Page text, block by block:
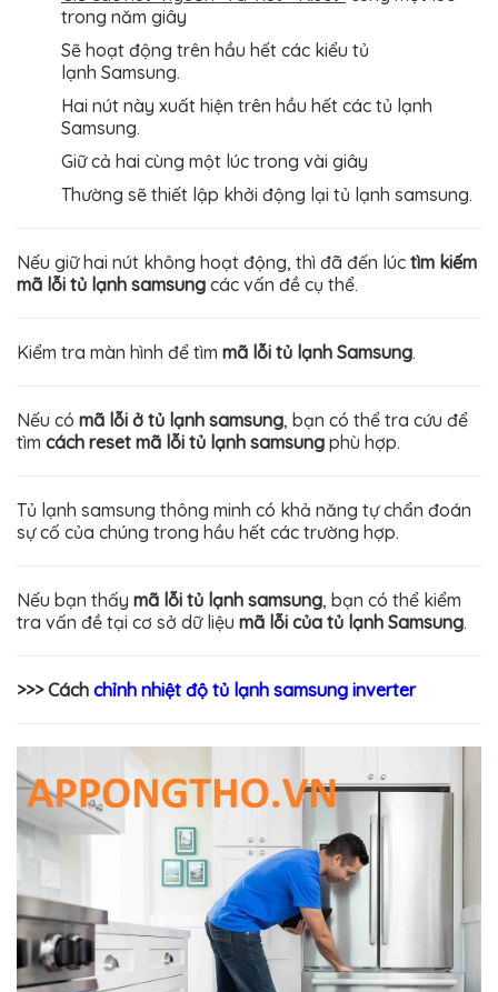
trong năm giây
Sẽ hoạt động trên hầu hết các kiểu tủ
lạnh Samsung.
Hai nút này xuất hiện trên hầu hết các tủ lạnh
Samsung.
Giữ cả hai cùng một lúc trong vài giây
Thường sẽ thiết lập khởi động lại tủ lạnh samsung.
Nếu giữ hai nút không hoạt động, thì đã đến lúc tìm kiếm
mã lỗi tủ lạnh samsung các vấn đề cụ thể.
Kiểm tra màn hình để tìm mã lỗi tủ lạnh Samsung.
Nếu có mã lỗi ở tủ lạnh samsung, bạn có thể tra cứu để
tìm cách reset mã lỗi tủ lạnh samsung phù hợp.
Tủ lạnh samsung thông minh có khả năng tự chẩn đoán
sự cố của chúng trong hầu hết các trường hợp.
Nếu bạn thấy mã lỗi tủ lạnh samsung, bạn có thể kiểm
tra vấn đề tại cơ sở dữ liệu mã lỗi của tủ lạnh Samsung.
>>> Cách chỉnh nhiệt độ tủ lạnh samsung inverter